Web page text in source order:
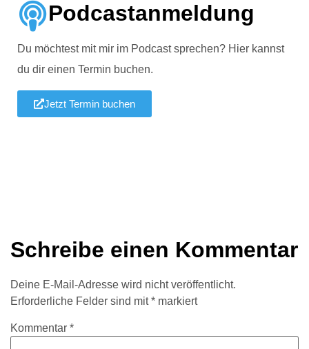
Podcastanmeldung
Du möchtest mit mir im Podcast sprechen? Hier kannst
du dir einen Termin buchen.
Jetzt Termin buchen
Schreibe einen Kommentar
Deine E-Mail-Adresse wird nicht veröffentlicht.
Erforderliche Felder sind mit* markiert
Kommentar *